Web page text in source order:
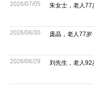
2026/07/05 朱女士，老人77
2026/06/30 庞晶，老人77岁
2026/06/29 刘先生，老人92